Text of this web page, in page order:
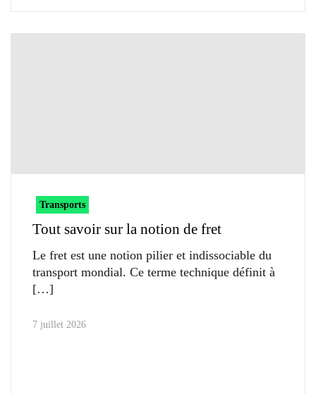
Transports
Tout savoir sur la notion de fret
Le fret est une notion pilier et indissociable du
transport mondial. Ce terme technique définit à
7 juillet 2026